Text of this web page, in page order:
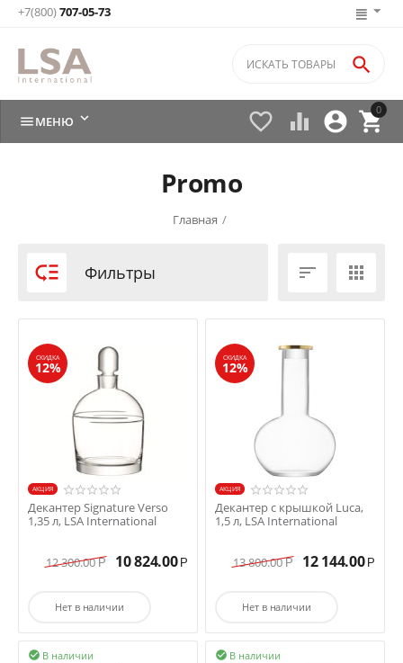
+7(800)707-05-73
0


 

МЕНЮ 
Promo
Главная /
 Фильтры  
СКИДКА
12%
AКЦИЯ
Декантер Signature Verso
1,35 л, LSA International
12 300.00 Р 10 824.00 Р
Нет в наличии
СКИДКА
12%
AКЦИЯ
Декантер с крышкой Luca,
1,5 л, LSA International
13 800.00 Р 12 144.00 Р
Нет в наличии
В наличии
 В наличии
